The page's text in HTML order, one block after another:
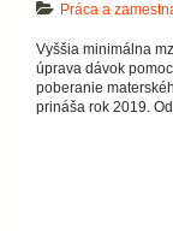
Práca a
Vyššia minimálna
úprava dávok
poberanie
prináša rok 2019.